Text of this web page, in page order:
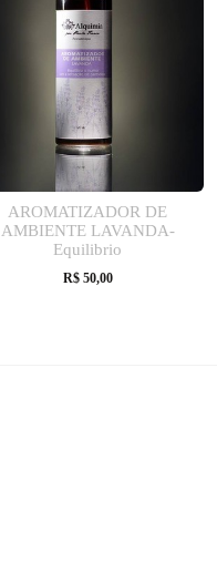
AROMATIZADOR DE
AMBIENTE LAVANDA-
Equilibrio
R$ 50,00